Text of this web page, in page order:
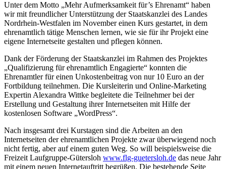
Unter dem Motto „Mehr Aufmerksamkeit für’s Ehrenamt“ haben
wir mit freundlicher Unterstützung der Staatskanzlei des Landes
Nordrhein-Westfalen im November einen Kurs gestartet, in dem
ehrenamtlich tätige Menschen lernen, wie sie für ihr Projekt eine
eigene Internetseite gestalten und pflegen können.
Dank der Förderung der Staatskanzlei im Rahmen des Projektes
„Qualifizierung für ehrenamtlich Engagierte“ konnten die
Ehrenamtler für einen Unkostenbeitrag von nur 10 Euro an der
Fortbildung teilnehmen. Die Kursleiterin und Online-Marketing
Expertin Alexandra Wittke begleitete die Teilnehmer bei der
Erstellung und Gestaltung ihrer Internetseiten mit Hilfe der
kostenlosen Software „WordPress“.
Nach insgesamt drei Kurstagen sind die Arbeiten an den
Internetseiten der ehrenamtlichen Projekte zwar überwiegend noch
nicht fertig, aber auf einem guten Weg. So will beispielsweise die
Freizeit Laufgruppe-Gütersloh www.flg-guetersloh.de das neue Jahr
mit einem neuen Internetauftritt begrüßen. Die bestehende Seite